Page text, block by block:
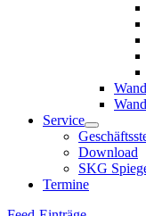
Service
Download
SKG
Termine